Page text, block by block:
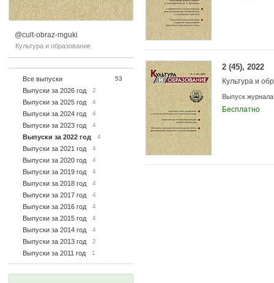
@cult-obraz-mguki
Культура и образование
Все выпуски 53
Выпуски за 2026 год 2
Выпуски за 2025 год 4
Выпуски за 2024 год 4
Выпуски за 2023 год 4
Выпуски за 2022 год 4
Выпуски за 2021 год 4
Выпуски за 2020 год 4
Выпуски за 2019 год 4
Выпуски за 2018 год 4
Выпуски за 2017 год 4
Выпуски за 2016 год 4
Выпуски за 2015 год 4
Выпуски за 2014 год 4
Выпуски за 2013 год 2
Выпуски за 2011 год 1
2 (45), 2022
Культура и
Выпуск журнала
Бесплатно